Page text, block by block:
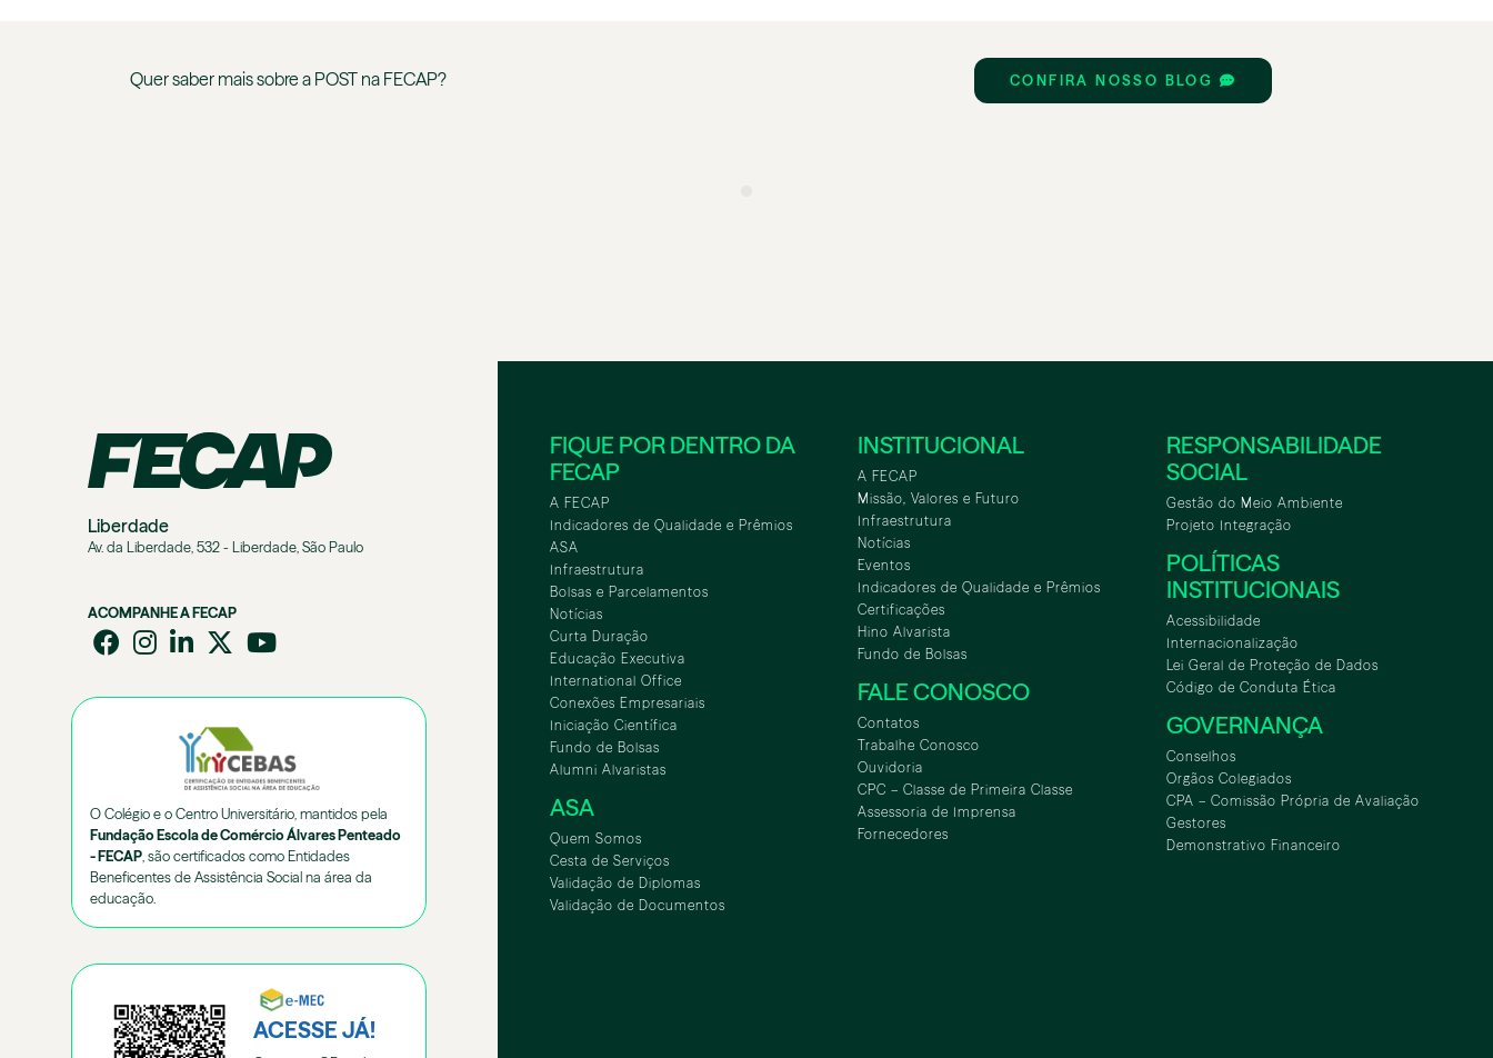
Quer saber mais sobre a POST na FECAP? CONFIRA NOSSO BLOG
Liberdade
Av. da Liberdade, 532 - Liberdade, São Paulo
ACOMPANHE A FECAP
O Colégio e o Centro Universitário, mantidos pela
Fundação Escola de Comércio Álvares Penteado
- FECAP , são certificados como Entidades
Beneficentes de Assistência Social na área da
educação.
ACESSE JÁ!
FIQUE POR DENTRO DA
FECAP
A FECAP
Indicadores de Qualidade e Prêmios
ASA
Infraestrutura
Bolsas e Parcelamentos
Notícias
Curta Duração
Educação Executiva
International Office
Conexões Empresariais
Iniciação Científica
Fundo de Bolsas
Alumni Alvaristas
ASA
Quem Somos
Cesta de Serviços
Validação de Diplomas
Validação de Documentos
INSTITUCIONAL
A FECAP
Missão, Valores e Futuro
Infraestrutura
Notícias
Eventos
Indicadores de Qualidade e Prêmios
Certificações
Hino Alvarista
Fundo de Bolsas
FALE CONOSCO
Contatos
Trabalhe Conosco
Ouvidoria
CPC – Classe de Primeira Classe
Assessoria de Imprensa
Fornecedores
RESPONSABILIDADE
SOCIAL
Gestão do Meio Ambiente
Projeto Integração
POLÍTICAS
INSTITUCIONAIS
Acessibilidade
Internacionalização
Lei Geral de Proteção de Dados
Código de Conduta Ética
GOVERNANÇA
Conselhos
Orgãos Colegiados
CPA – Comissão Própria de Avaliação
Gestores
Demonstrativo Financeiro